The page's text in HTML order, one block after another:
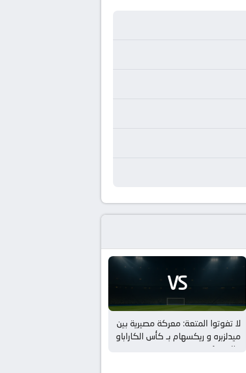
VS
لا تفوتوا المتعة: معركة مصيرية بين
ميدلزبره و ريكسهام بـ كأس الكاراباو
– الدور 1